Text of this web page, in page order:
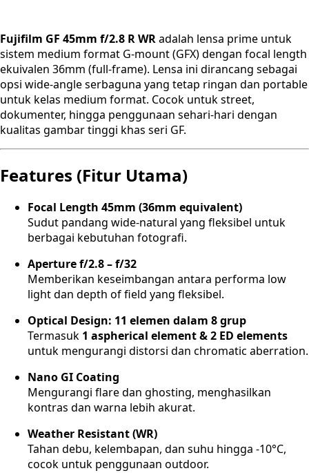
Fujifilm GF 45mm f/2.8 R WRadalah lensa prime untuk
sistem medium format G-mount (GFX) dengan focal length
ekuivalen 36mm (full-frame). Lensa ini dirancang sebagai
opsi wide-angle serbaguna yang tetap ringan dan portable
untuk kelas medium format. Cocok untuk street,
dokumenter, hingga penggunaan sehari-hari dengan
kualitas gambar tinggi khas seri GF.
Features (Fitur Utama)
Focal Length 45mm (36mm equivalent)
Sudut pandang wide-natural yang fleksibel untuk
berbagai kebutuhan fotografi.
Aperture f/2.8 – f/32
Memberikan keseimbangan antara performa low
light dan depth of field yang fleksibel.
Optical Design: 11 elemen dalam 8 grup
Termasuk 1 aspherical element & 2 ED elements
untuk mengurangi distorsi dan chromatic aberration.
Nano GI Coating
Mengurangi flare dan ghosting, menghasilkan
kontras dan warna lebih akurat.
Weather Resistant (WR)
Tahan debu, kelembapan, dan suhu hingga -10°C,
cocok untuk penggunaan outdoor.